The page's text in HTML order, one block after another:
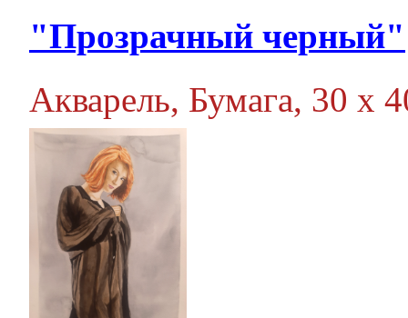
"Прозрачный черный"
Акварель, Бумага, 30 х